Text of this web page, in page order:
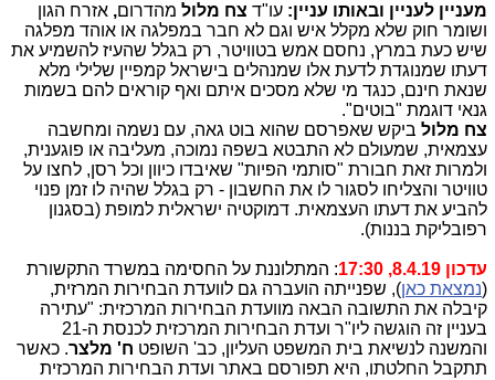
מעניין לעניין ובאותו עניין: עו"ד צח מלול מהדרום, אזרח הגון
ושומר חוק שלא מקלל איש וגם לא חבר במפלגה או אוהד מפלגה
שיש כעת במרץ, נחסם אמש בטוויטר, רק בגלל שהעיז להשמיע את
דעתו שמנוגדת לדעת אלו שמנהלים בישראל קמפיין שלילי מלא
שנאת חינם, כנגד מי שלא מסכים איתם ואף קוראים להם בשמות
גנאי דוגמת "בוטים".
צח מלול ביקש שאפרסם שהוא בוט גאה, עם נשמה ומחשבה
עצמאית, שמעולם לא התבטא בשפה נמוכה, מעליבה או פוגענית,
ולמרות זאת חבורת "סותמי הפיות" שאיבדו כיוון וכל רסן, לחצו על
טוויטר והצליחו לסגור לו את החשבון - רק בגלל שהיה לו זמן פנוי
להביע את דעתו העצמאית. דמוקטיה ישראלית למופת (בסגנון
רפובליקת בננות).
עדכון 8.4.19, 17:30
: המתלוננת על החסימה במשרד התקשורת
(נמצאת כאן), שפנייתה הועברה גם לוועדת הבחירות המרזית,
קיבלה את התשובה הבאה מוועדת הבחירות המרכזית: "עתירה
בעניין זה הוגשה ליו"ר ועדת הבחירות המרכזית לכנסת ה-21
והמשנה לנשיאת בית המשפט העליון, כב' השופט ח' מלצר. כאשר
תתקבל החלטתו, היא תפורסם באתר ועדת הבחירות המרכזית